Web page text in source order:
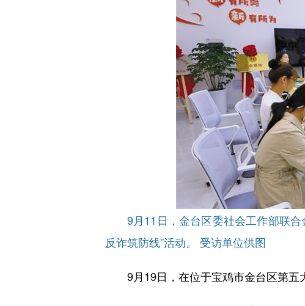
9月11日，金台区委社会工作部联合
反诈筑防线”活动。 受访单位供图
9月19日，在位于宝鸡市金台区第五大